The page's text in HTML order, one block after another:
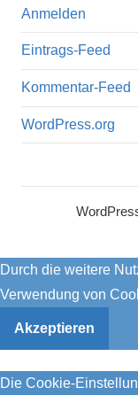
Anmelden
Eintrags-Feed
Kommentar-Feed
WordPress.org
Durch die weitere
Verwendung von
Akzeptieren
Die Cookie-